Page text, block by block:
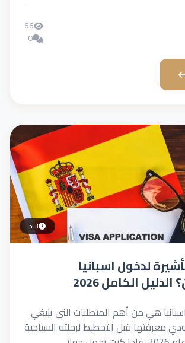
66
0
3 د
لدخول اسبانيا
الكامل 2026
هي من أهم المتطلبات التي ينبغي
معرفتها قبل التخطيط لرحلته السياحية